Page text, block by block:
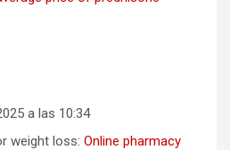
a las 10:34
weight loss: Online pharmacy